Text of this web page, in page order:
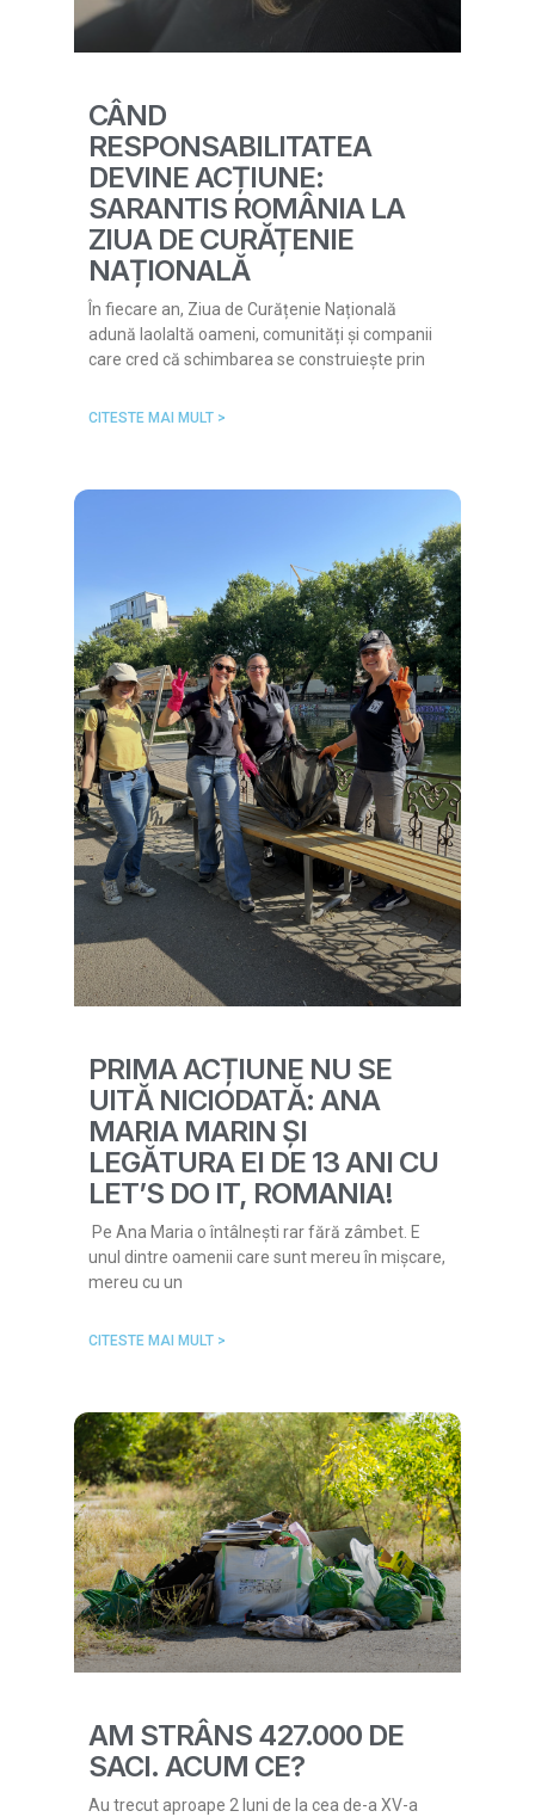
CÂND
RESPONSABILITATEA
DEVINE ACȚIUNE:
SARANTIS ROMÂNIA LA
ZIUA DE CURĂȚENIE
NAȚIONALĂ
În fiecare an, Ziua de Curățenie Națională
adună laolaltă oameni, comunități și companii
care cred că schimbarea se construiește prin
CITESTE MAI MULT >
PRIMA ACȚIUNE NU SE
UITĂ NICIODATĂ: ANA
MARIA MARIN ȘI
LEGĂTURA EI DE 13 ANI CU
LET’S DO IT, ROMANIA!
Pe Ana Maria o întâlnești rar fără zâmbet. E
unul dintre oamenii care sunt mereu în mișcare,
mereu cu un
CITESTE MAI MULT >
AM STRÂNS 427.000 DE
SACI. ACUM CE?
Au trecut aproape 2 luni de la cea de-a XV-a